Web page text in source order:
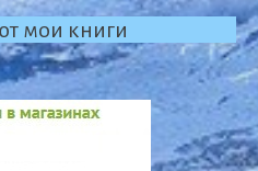
мои книги